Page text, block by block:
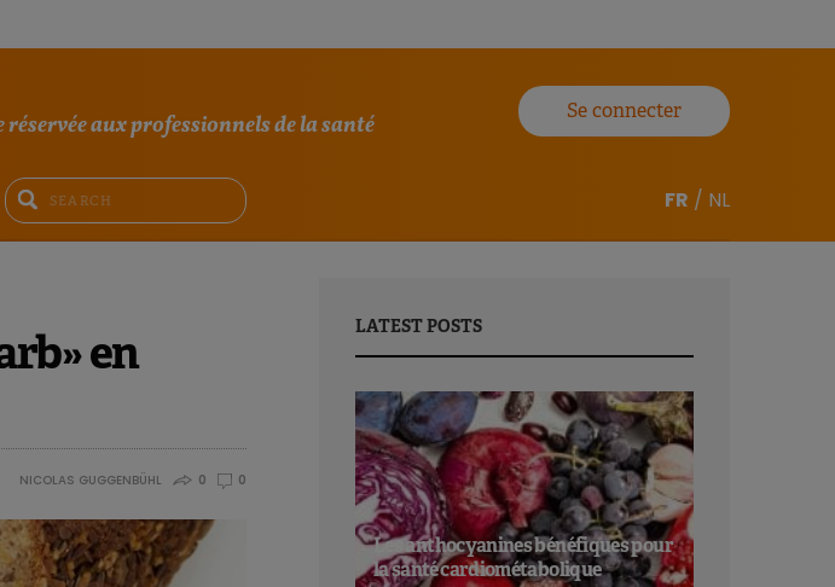
aux professionnels de la santé
Se connecter
FR / NL
en
NICOLAS GUGGENBÜHL 0 0
LATEST POSTS
Les anthocyanines bénéfiques pour
la santé cardiométabolique